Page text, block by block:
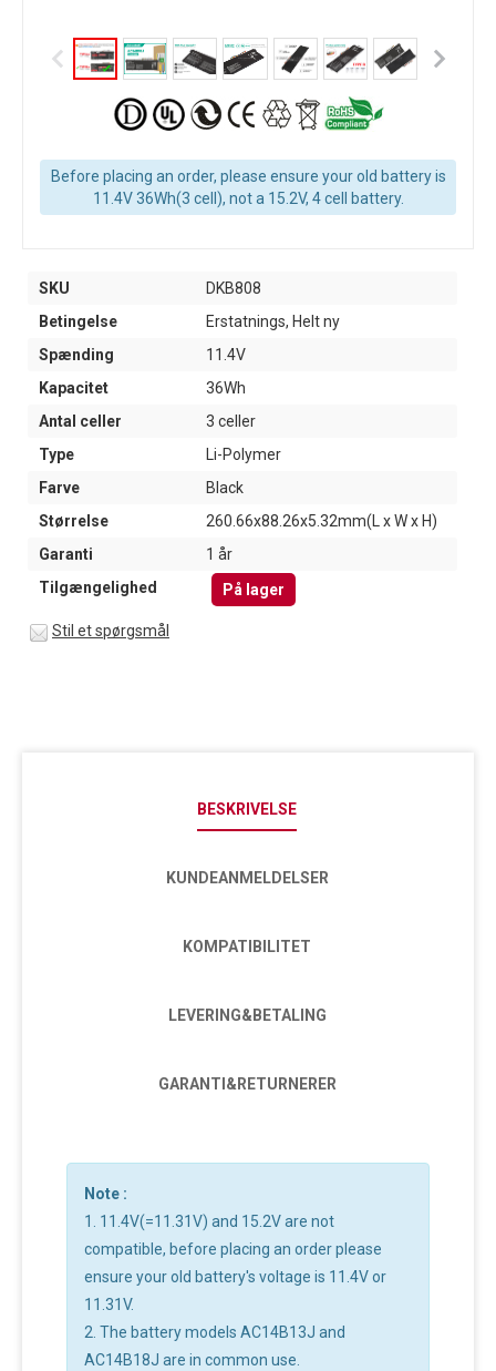
Before placing an order, please ensure your old battery is
11.4V 36Wh(3 cell), not a 15.2V, 4 cell battery.
SKU
DKB808
Betingelse
Erstatnings, Helt ny
Spænding
11.4V
Kapacitet
36Wh
Antal celler
3 celler
Type
Li-Polymer
Farve
Black
Størrelse
260.66x88.26x5.32mm(L x W x H)
Garanti
1 år
Tilgængelighed
På lager
Stil et spørgsmål
BESKRIVELSE
KUNDEANMELDELSER
KOMPATIBILITET
LEVERING&BETALING
GARANTI&RETURNERER
Note :
1. 11.4V(=11.31V) and 15.2V are not
compatible, before placing an order please
ensure your old battery's voltage is 11.4V or
11.31V.
2. The battery models AC14B13J and
AC14B18J are in common use.